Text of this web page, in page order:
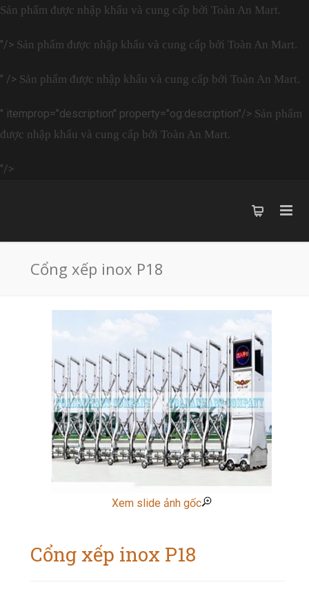
Sản phẩm được nhập khẩu và cung cấp bởi Toàn An Mart.
"/> Sản phẩm được nhập khẩu và cung cấp bởi Toàn An Mart.
" /> Sản phẩm được nhập khẩu và cung cấp bởi Toàn An Mart.
" itemprop="description" property="og:description"/> Sản phẩm
được nhập khẩu và cung cấp bởi Toàn An Mart.
"/>
Cổng xếp inox P18
Xem slide ảnh gốc
Cổng xếp inox P18